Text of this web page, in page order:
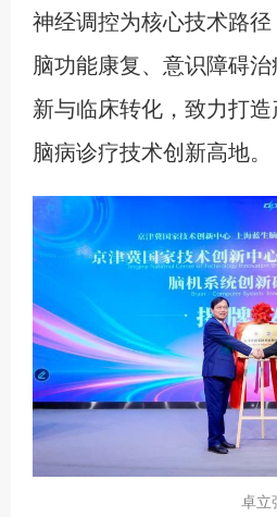
神经调控为核心技术路径
脑功能康复、意识障碍
新与临床转化，致力打
脑病诊疗技术创新高地。
卓立